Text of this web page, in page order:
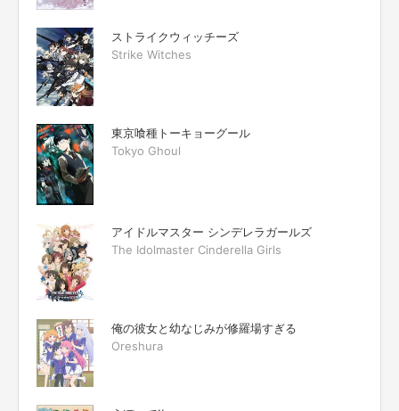
ストライクウィッチーズ
Strike Witches
東京喰種トーキョーグール
Tokyo Ghoul
アイドルマスター シンデレラガールズ
The Idolmaster Cinderella Girls
俺の彼女と幼なじみが修羅場すぎる
Oreshura